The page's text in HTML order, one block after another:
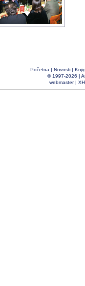
Početna | Novosti |
© 1997-2026 |
webmaster|